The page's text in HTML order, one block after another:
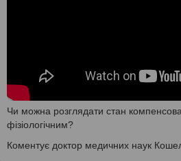
Чи можна розглядати стан
фізіологічним?
Коментує доктор медичних наук